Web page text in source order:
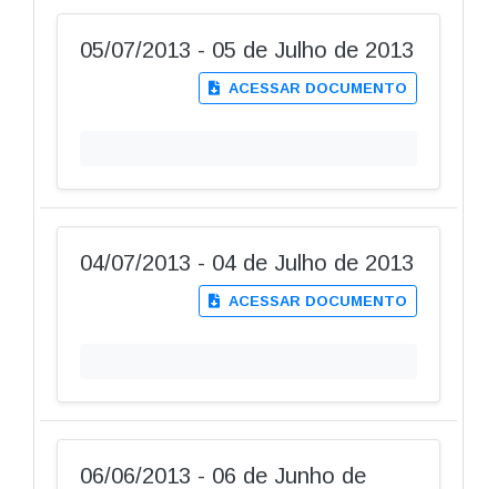
05/07/2013 - 05 de Julho de 2013
ACESSAR DOCUMENTO
04/07/2013 - 04 de Julho de 2013
ACESSAR DOCUMENTO
06/06/2013 - 06 de Junho de